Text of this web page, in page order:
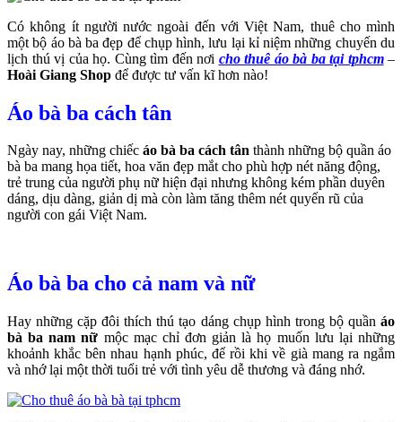
Có không ít người nước ngoài đến với Việt Nam, thuê cho mình
một bộ áo bà ba đẹp để chụp hình, lưu lại kỉ niệm những chuyến du
lịch thú vị của họ. Cùng tìm đến nơi cho thuê áo bà ba tại tphcm–
Hoài Giang Shop để được tư vấn kĩ hơn nào!
Áo bà ba cách tân
Ngày nay, những chiếc áo bà ba cách tân thành những bộ quần áo
bà ba mang họa tiết, hoa văn đẹp mắt cho phù hợp nét năng động,
trẻ trung của người phụ nữ hiện đại nhưng không kém phần duyên
dáng, dịu dàng, giản dị mà còn làm tăng thêm nét quyến rũ của
người con gái Việt Nam.
Áo bà ba cho cả nam và nữ
Hay những cặp đôi thích thú tạo dáng chụp hình trong bộ quần áo
bà ba nam nữ mộc mạc chỉ đơn giản là họ muốn lưu lại những
khoảnh khắc bên nhau hạnh phúc, để rồi khi về già mang ra ngắm
và nhớ lại một thời tuổi trẻ với tình yêu dễ thương và đáng nhớ.